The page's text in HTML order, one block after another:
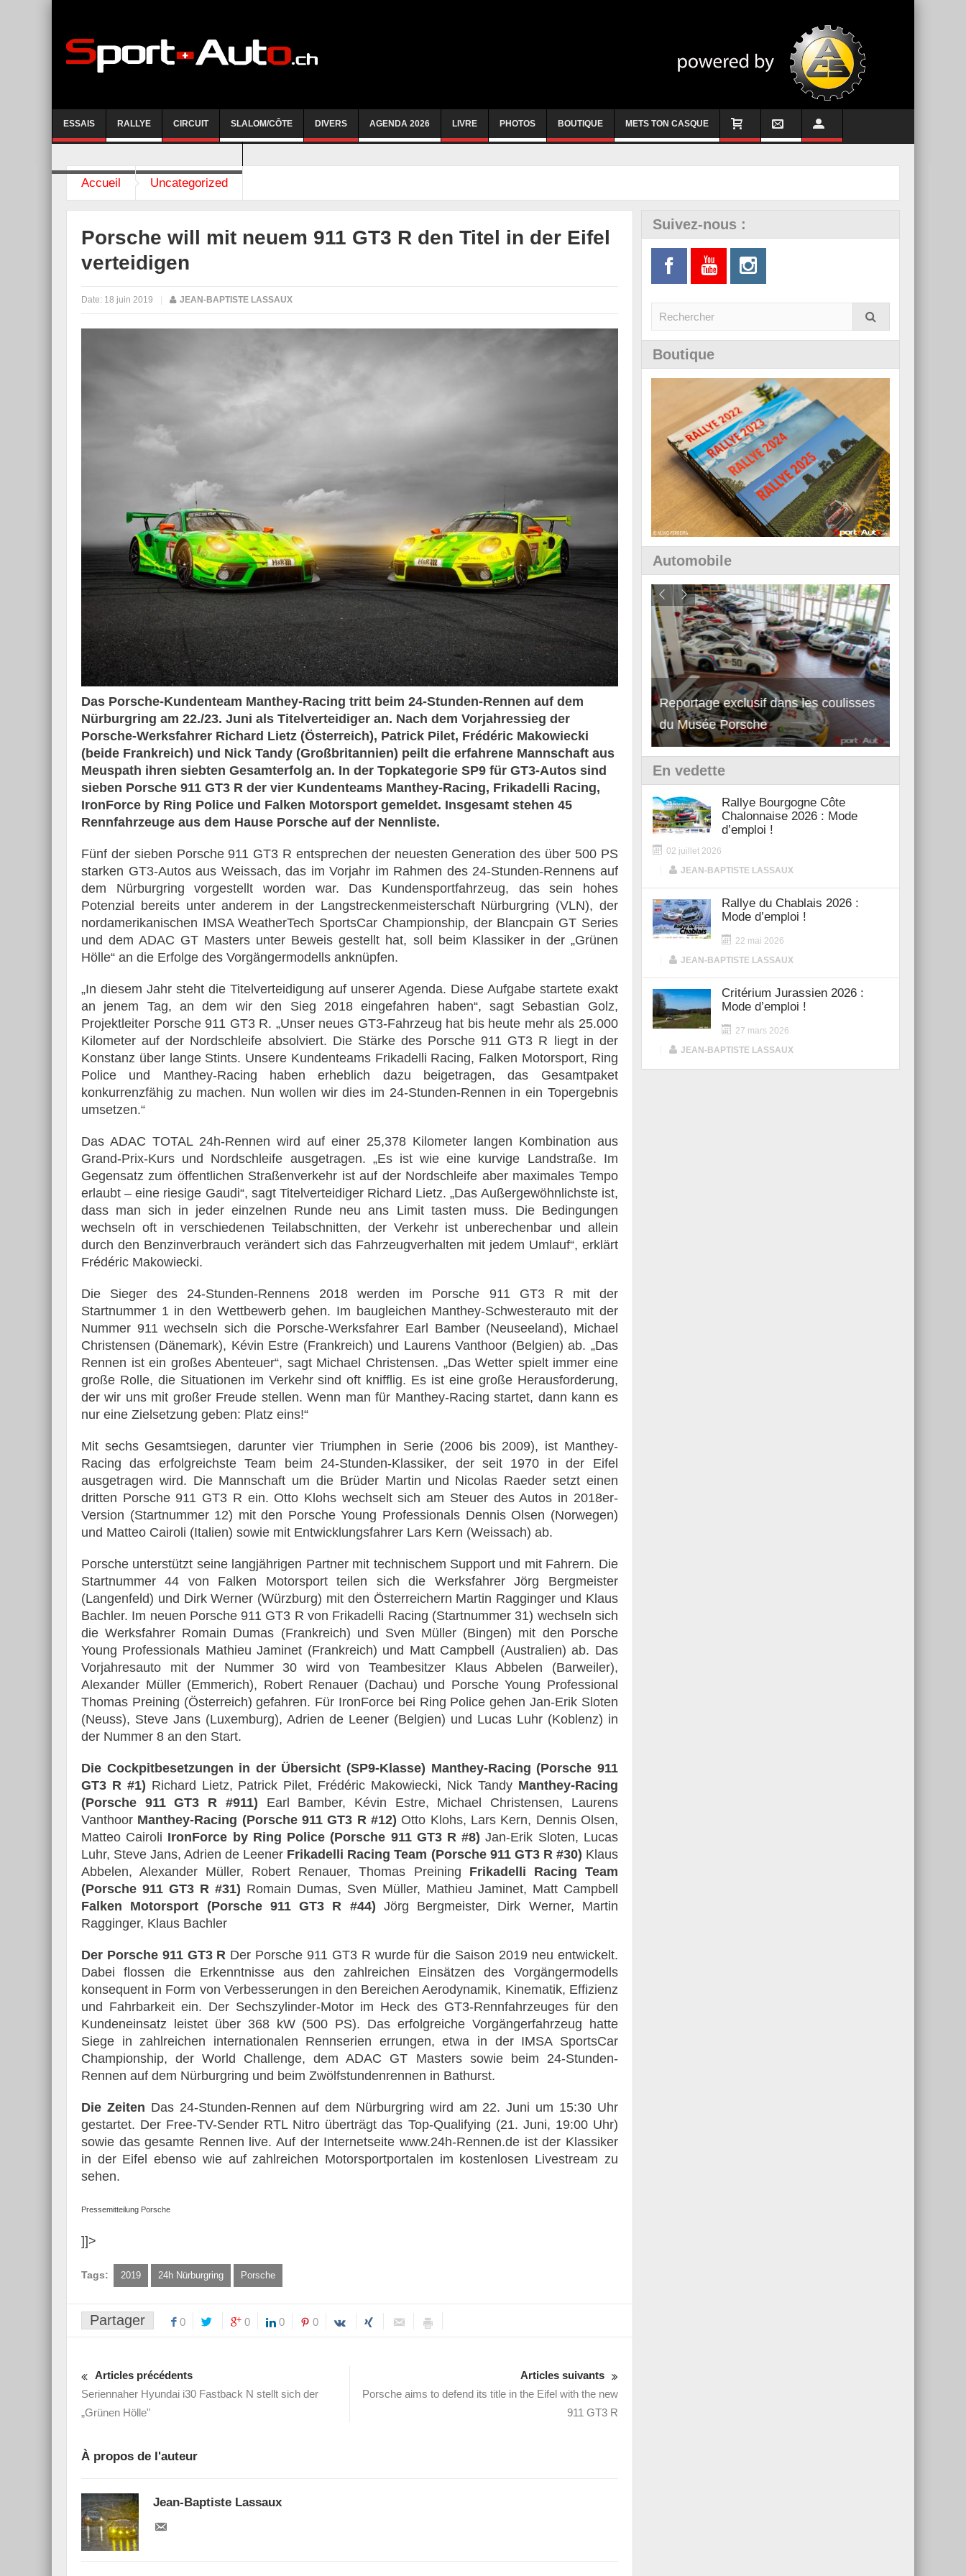
ESSAIS RALLYE CIRCUIT SLALOM/CÔTE DIVERS AGENDA 2026 LIVRE PHOTOS BOUTIQUE METS TON CASQUE
Accueil Uncategorized
Porsche will mit neuem 911 GT3 R den Titel in der Eifel
verteidigen
Date: 18 juin 2019 JEAN-BAPTISTE LASSAUX
Das Porsche-Kundenteam Manthey-Racing tritt beim 24-Stunden-Rennen auf dem
Nürburgring am 22./23. Juni als Titelverteidiger an. Nach dem Vorjahressieg der
Porsche-Werksfahrer Richard Lietz (Österreich), Patrick Pilet, Frédéric Makowiecki
(beide Frankreich) und Nick Tandy (Großbritannien) peilt die erfahrene Mannschaft aus
Meuspath ihren siebten Gesamterfolg an. In der Topkategorie SP9 für GT3-Autos sind
sieben Porsche 911 GT3 R der vier Kundenteams Manthey-Racing, Frikadelli Racing,
IronForce by Ring Police und Falken Motorsport gemeldet. Insgesamt stehen 45
Rennfahrzeuge aus dem Hause Porsche auf der Nennliste.
Fünf der sieben Porsche 911 GT3 R entsprechen der neuesten Generation des über 500 PS
starken GT3-Autos aus Weissach, das im Vorjahr im Rahmen des 24-Stunden-Rennens auf
dem Nürburgring vorgestellt worden war. Das Kundensportfahrzeug, das sein hohes
Potenzial bereits unter anderem in der Langstreckenmeisterschaft Nürburgring (VLN), der
nordamerikanischen IMSA WeatherTech SportsCar Championship, der Blancpain GT Series
und dem ADAC GT Masters unter Beweis gestellt hat, soll beim Klassiker in der „Grünen
Hölle“ an die Erfolge des Vorgängermodells anknüpfen.
„In diesem Jahr steht die Titelverteidigung auf unserer Agenda. Diese Aufgabe startete exakt
an jenem Tag, an dem wir den Sieg 2018 eingefahren haben“, sagt Sebastian Golz,
Projektleiter Porsche 911 GT3 R. „Unser neues GT3-Fahrzeug hat bis heute mehr als 25.000
Kilometer auf der Nordschleife absolviert. Die Stärke des Porsche 911 GT3 R liegt in der
Konstanz über lange Stints. Unsere Kundenteams Frikadelli Racing, Falken Motorsport, Ring
Police und Manthey-Racing haben erheblich dazu beigetragen, das Gesamtpaket
konkurrenzfähig zu machen. Nun wollen wir dies im 24-Stunden-Rennen in ein Topergebnis
umsetzen.“
Das ADAC TOTAL 24h-Rennen wird auf einer 25,378 Kilometer langen Kombination aus
Grand-Prix-Kurs und Nordschleife ausgetragen. „Es ist wie eine kurvige Landstraße. Im
Gegensatz zum öffentlichen Straßenverkehr ist auf der Nordschleife aber maximales Tempo
erlaubt – eine riesige Gaudi“, sagt Titelverteidiger Richard Lietz. „Das Außergewöhnlichste ist,
dass man sich in jeder einzelnen Runde neu ans Limit tasten muss. Die Bedingungen
wechseln oft in verschiedenen Teilabschnitten, der Verkehr ist unberechenbar und allein
durch den Benzinverbrauch verändert sich das Fahrzeugverhalten mit jedem Umlauf“, erklärt
Frédéric Makowiecki.
Die Sieger des 24-Stunden-Rennens 2018 werden im Porsche 911 GT3 R mit der
Startnummer 1 in den Wettbewerb gehen. Im baugleichen Manthey-Schwesterauto mit der
Nummer 911 wechseln sich die Porsche-Werksfahrer Earl Bamber (Neuseeland), Michael
Christensen (Dänemark), Kévin Estre (Frankreich) und Laurens Vanthoor (Belgien) ab. „Das
Rennen ist ein großes Abenteuer“, sagt Michael Christensen. „Das Wetter spielt immer eine
große Rolle, die Situationen im Verkehr sind oft knifflig. Es ist eine große Herausforderung,
der wir uns mit großer Freude stellen. Wenn man für Manthey-Racing startet, dann kann es
nur eine Zielsetzung geben: Platz eins!“
Mit sechs Gesamtsiegen, darunter vier Triumphen in Serie (2006 bis 2009), ist Manthey-
Racing das erfolgreichste Team beim 24-Stunden-Klassiker, der seit 1970 in der Eifel
ausgetragen wird. Die Mannschaft um die Brüder Martin und Nicolas Raeder setzt einen
dritten Porsche 911 GT3 R ein. Otto Klohs wechselt sich am Steuer des Autos in 2018er-
Version (Startnummer 12) mit den Porsche Young Professionals Dennis Olsen (Norwegen)
und Matteo Cairoli (Italien) sowie mit Entwicklungsfahrer Lars Kern (Weissach) ab.
Porsche unterstützt seine langjährigen Partner mit technischem Support und mit Fahrern. Die
Startnummer 44 von Falken Motorsport teilen sich die Werksfahrer Jörg Bergmeister
(Langenfeld) und Dirk Werner (Würzburg) mit den Österreichern Martin Ragginger und Klaus
Bachler. Im neuen Porsche 911 GT3 R von Frikadelli Racing (Startnummer 31) wechseln sich
die Werksfahrer Romain Dumas (Frankreich) und Sven Müller (Bingen) mit den Porsche
Young Professionals Mathieu Jaminet (Frankreich) und Matt Campbell (Australien) ab. Das
Vorjahresauto mit der Nummer 30 wird von Teambesitzer Klaus Abbelen (Barweiler),
Alexander Müller (Emmerich), Robert Renauer (Dachau) und Porsche Young Professional
Thomas Preining (Österreich) gefahren. Für IronForce bei Ring Police gehen Jan-Erik Sloten
(Neuss), Steve Jans (Luxemburg), Adrien de Leener (Belgien) und Lucas Luhr (Koblenz) in
der Nummer 8 an den Start.
Die Cockpitbesetzungen in der Übersicht (SP9-Klasse) Manthey-Racing (Porsche 911
GT3 R #1) Richard Lietz, Patrick Pilet, Frédéric Makowiecki, Nick Tandy Manthey-Racing
(Porsche 911 GT3 R #911) Earl Bamber, Kévin Estre, Michael Christensen, Laurens
Vanthoor Manthey-Racing (Porsche 911 GT3 R #12) Otto Klohs, Lars Kern, Dennis Olsen,
Matteo Cairoli IronForce by Ring Police (Porsche 911 GT3 R #8) Jan-Erik Sloten, Lucas
Luhr, Steve Jans, Adrien de Leener Frikadelli Racing Team (Porsche 911 GT3 R #30) Klaus
Abbelen, Alexander Müller, Robert Renauer, Thomas Preining Frikadelli Racing Team
(Porsche 911 GT3 R #31) Romain Dumas, Sven Müller, Mathieu Jaminet, Matt Campbell
Falken Motorsport (Porsche 911 GT3 R #44) Jörg Bergmeister, Dirk Werner, Martin
Ragginger, Klaus Bachler
Der Porsche 911 GT3 R Der Porsche 911 GT3 R wurde für die Saison 2019 neu entwickelt.
Dabei flossen die Erkenntnisse aus den zahlreichen Einsätzen des Vorgängermodells
konsequent in Form von Verbesserungen in den Bereichen Aerodynamik, Kinematik, Effizienz
und Fahrbarkeit ein. Der Sechszylinder-Motor im Heck des GT3-Rennfahrzeuges für den
Kundeneinsatz leistet über 368 kW (500 PS). Das erfolgreiche Vorgängerfahrzeug hatte
Siege in zahlreichen internationalen Rennserien errungen, etwa in der IMSA SportsCar
Championship, der World Challenge, dem ADAC GT Masters sowie beim 24-Stunden-
Rennen auf dem Nürburgring und beim Zwölfstundenrennen in Bathurst.
Die Zeiten Das 24-Stunden-Rennen auf dem Nürburgring wird am 22. Juni um 15:30 Uhr
gestartet. Der Free-TV-Sender RTL Nitro überträgt das Top-Qualifying (21. Juni, 19:00 Uhr)
sowie das gesamte Rennen live. Auf der Internetseite www.24h-Rennen.de ist der Klassiker
in der Eifel ebenso wie auf zahlreichen Motorsportportalen im kostenlosen Livestream zu
sehen.
Pressemitteilung Porsche
]]>
Tags: 2019 24h Nürburgring Porsche
Partager 0 0 0 0
Articles précédents
Seriennaher Hyundai i30 Fastback N stellt sich der
„Grünen Hölle"
Articles suivants
Porsche aims to defend its title in the Eifel with the new
911 GT3 R
À propos de l'auteur
Jean-Baptiste Lassaux
Suivez-nous :
Boutique
Automobile
Essai – Morgan Supersport
Reportage exclusif dans les coulisses
du Musée Porsche
Découverte de la nouvelle Ferrari
12Cilindri Manuale
En vedette
Rallye Bourgogne Côte
Chalonnaise 2026 : Mode
d’emploi !
02 juillet 2026
JEAN-BAPTISTE LASSAUX
Rallye du Chablais 2026 :
Mode d’emploi !
22 mai 2026
JEAN-BAPTISTE LASSAUX
Critérium Jurassien 2026 :
Mode d’emploi !
27 mars 2026
JEAN-BAPTISTE LASSAUX